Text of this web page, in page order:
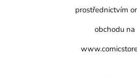
prostřednictvím
obchodu na